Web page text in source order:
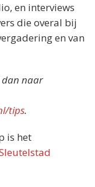
en interviews
die overal bij
en van
dan naar
tips.
is het